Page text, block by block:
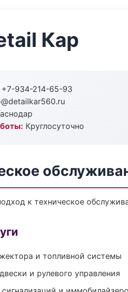
Кар
+7-934-214-65-93
Круглосуточно
к техническое
и топливной системы
и рулевого управления